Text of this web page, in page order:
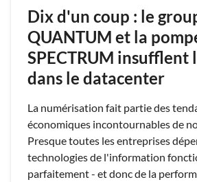
Dix d'un coup : le
QUANTUM et la
SPECTRUM insufflent
dans le datacenter
La numérisation fait partie des
économiques incontournables de
Presque toutes les entreprises
technologies de l'information
parfaitement - et donc de la